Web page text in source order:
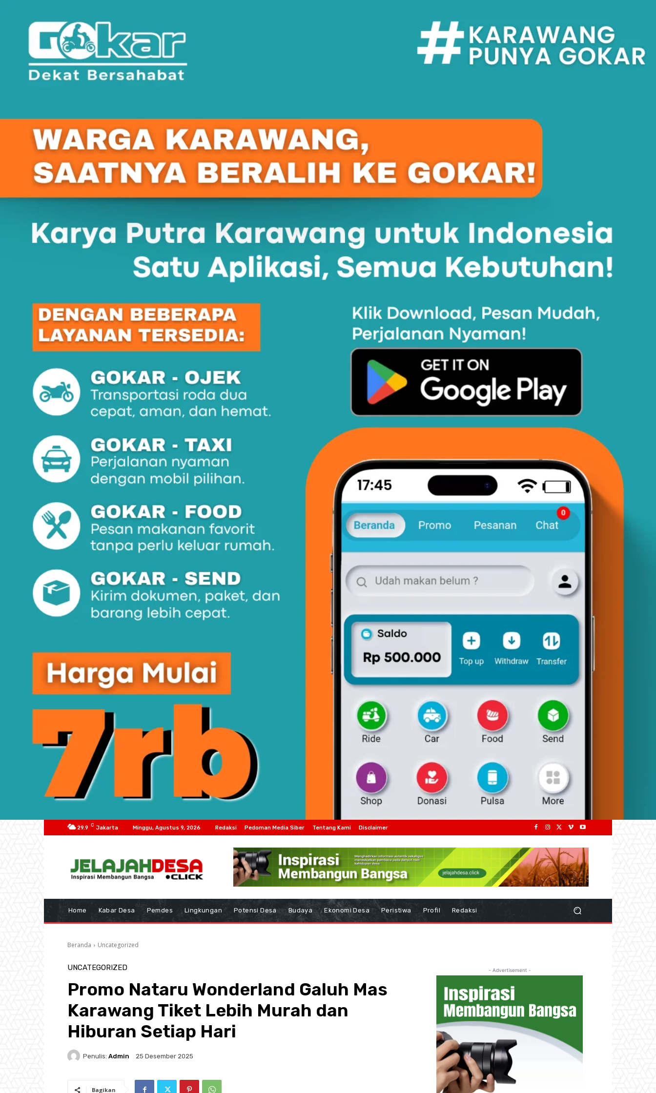
29.9 C Jakarta Minggu, Agustus 9, 2026 Redaksi Pedoman Media Siber Tentang Kami Disclaimer
Home Kabar Desa Pemdes Lingkungan Potensi Desa Budaya Ekonomi Desa Peristiwa Profil Redaksi
Beranda Uncategorized
UNCATEGORIZED
Promo Nataru Wonderland Galuh Mas
Karawang Tiket Lebih Murah dan
Hiburan Setiap Hari
Penulis: Admin 25 Desember 2025
Bagikan
- Advertisement -